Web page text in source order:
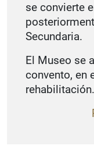
se convierte
Secundaria.
El Museo se
convento, en
rehabilitación.